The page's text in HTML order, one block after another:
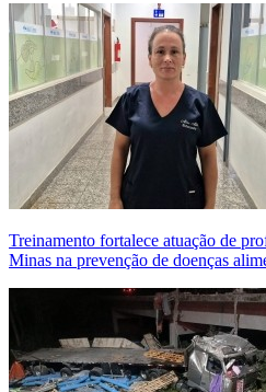
Treinamento fortalece atuação de
Minas na prevenção de doenças